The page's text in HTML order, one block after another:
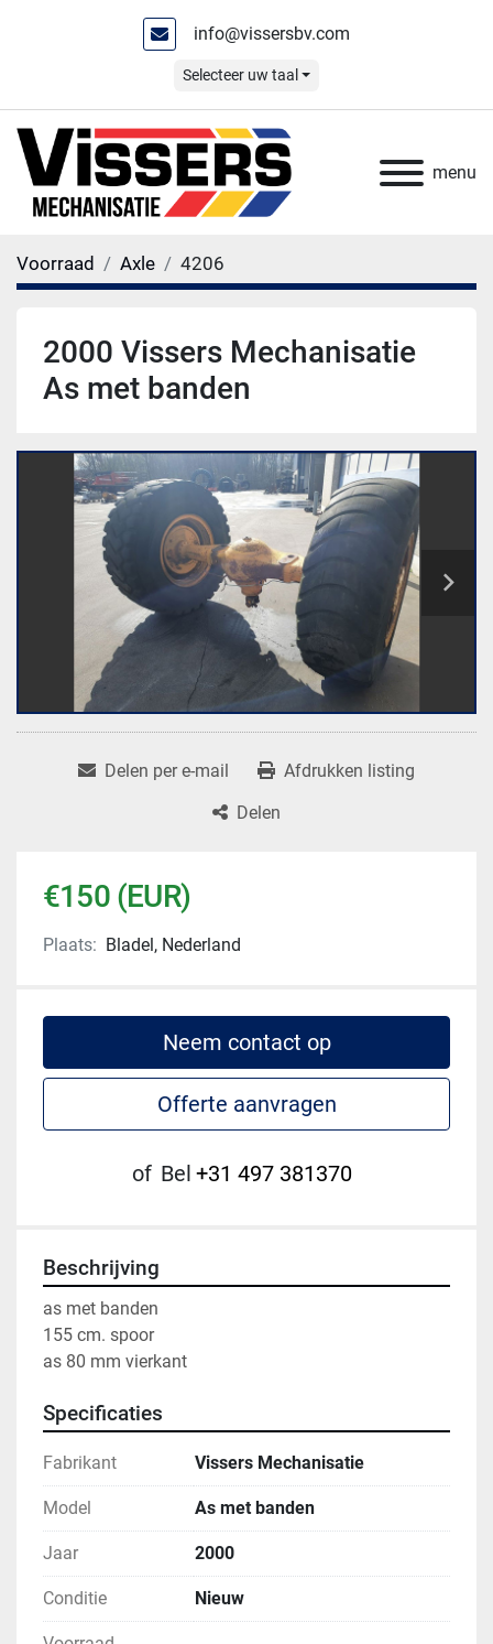
info@vissersbv.com
Selecteer uw taal
menu
Voorraad Axle 4206
2000 Vissers Mechanisatie
As met banden
Delen per e-mail
Afdrukken listing
Delen
€150 (EUR)
Plaats: Bladel, Nederland
Neem contact op
Offerte aanvragen
of Bel +31 497 381370
Beschrijving
as met banden
155 cm. spoor
as 80 mm vierkant
Specificaties
Fabrikant Vissers Mechanisatie
Model As met banden
Jaar 2000
Conditie Nieuw